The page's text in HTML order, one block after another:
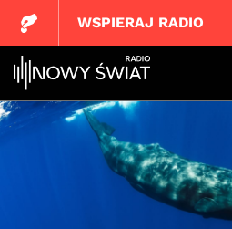
WSPIERAJ RADIO